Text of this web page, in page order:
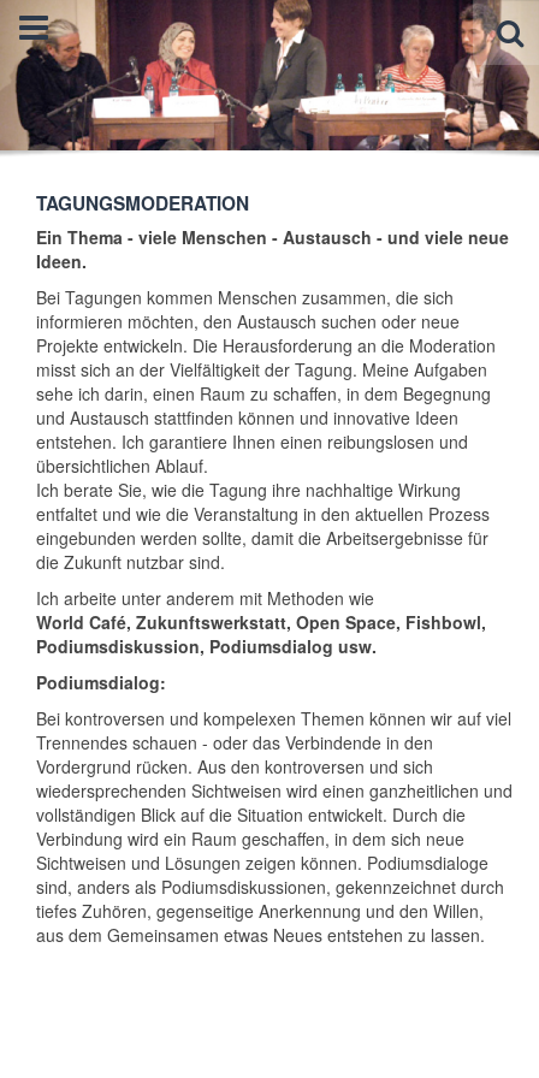
TAGUNGSMODERATION
Ein Thema - viele Menschen - Austausch - und viele neue
Ideen.
Bei Tagungen kommen Menschen zusammen, die sich
informieren möchten, den Austausch suchen oder neue
Projekte entwickeln. Die Herausforderung an die Moderation
misst sich an der Vielfältigkeit der Tagung. Meine Aufgaben
sehe ich darin, einen Raum zu schaffen, in dem Begegnung
und Austausch stattfinden können und innovative Ideen
entstehen. Ich garantiere Ihnen einen reibungslosen und
übersichtlichen Ablauf.
Ich berate Sie, wie die Tagung ihre nachhaltige Wirkung
entfaltet und wie die Veranstaltung in den aktuellen Prozess
eingebunden werden sollte, damit die Arbeitsergebnisse für
die Zukunft nutzbar sind.
Ich arbeite unter anderem mit Methoden wie
World Café, Zukunftswerkstatt, Open Space, Fishbowl,
Podiumsdiskussion, Podiumsdialog usw.
Podiumsdialog:
Bei kontroversen und kompelexen Themen können wir auf viel
Trennendes schauen - oder das Verbindende in den
Vordergrund rücken. Aus den kontroversen und sich
wiedersprechenden Sichtweisen wird einen ganzheitlichen und
vollständigen Blick auf die Situation entwickelt. Durch die
Verbindung wird ein Raum geschaffen, in dem sich neue
Sichtweisen und Lösungen zeigen können. Podiumsdialoge
sind, anders als Podiumsdiskussionen, gekennzeichnet durch
tiefes Zuhören, gegenseitige Anerkennung und den Willen,
aus dem Gemeinsamen etwas Neues entstehen zu lassen.